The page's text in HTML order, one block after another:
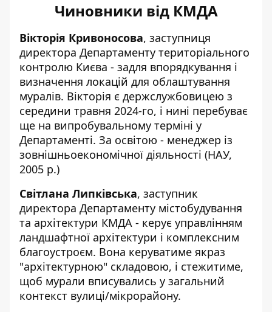
Чиновники від КМДА
Вікторія Кривоносова, заступниця
директора Департаменту територіального
контролю Києва - задля впорядкування і
визначення локацій для облаштування
муралів. Вікторія є держслужбовицею з
середини травня 2024-го, і нині перебуває
ще на випробувальному терміні у
Департаменті. За освітою - менеджер із
зовнішньоекономічної діяльності (НАУ,
2005 р.)
Світлана Липківська, заступник
директора Департаменту містобудування
та архітектури КМДА - керує управлінням
ландшафтної архітектури і комплексним
благоустроєм. Вона керуватиме якраз
"архітектурною" складовою, і стежитиме,
щоб мурали вписувались у загальний
контекст вулиці/мікрорайону.